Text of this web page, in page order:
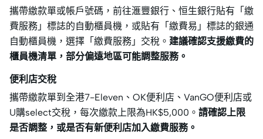
攜帶繳款單或帳戶號碼，前往滙豐銀行、恒生銀行貼有「繳
費服務」標誌的自動櫃員機，或貼有「繳費易」標誌的銀通
自動櫃員機，選擇「繳費服務」交稅。 建議確認支援繳費的
櫃員機清單，部分偏遠地區可能調整服務。
便利店交稅
攜帶繳款單到全港7-Eleven、OK便利店、VanGO便利店或
U購select交稅，每次繳款上限為HK$5,000。 請確認上限
是否調整，或是否有新便利店加入繳費服務。